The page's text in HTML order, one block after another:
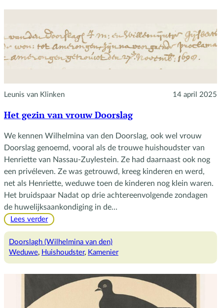
Leunis van Klinken 14 april 2025
Het gezin van vrouw Doorslag
We kennen Wilhelmina van den Doorslag, ook wel vrouw
Doorslag genoemd, vooral als de trouwe huishoudster van
Henriette van Nassau-Zuylestein. Ze had daarnaast ook nog
een privéleven. Ze was getrouwd, kreeg kinderen en werd,
net als Henriette, weduwe toen de kinderen nog klein waren.
Het bruidspaar Nadat op drie achtereenvolgende zondagen
de huwelijksaankondiging in de…
Lees verder:
gezin
van
Doorslagh (Wilhelmina van den)
Weduwe, Huishoudster, Kamenier